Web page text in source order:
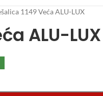
1149 Veća ALU-LUX
ALU-LUX